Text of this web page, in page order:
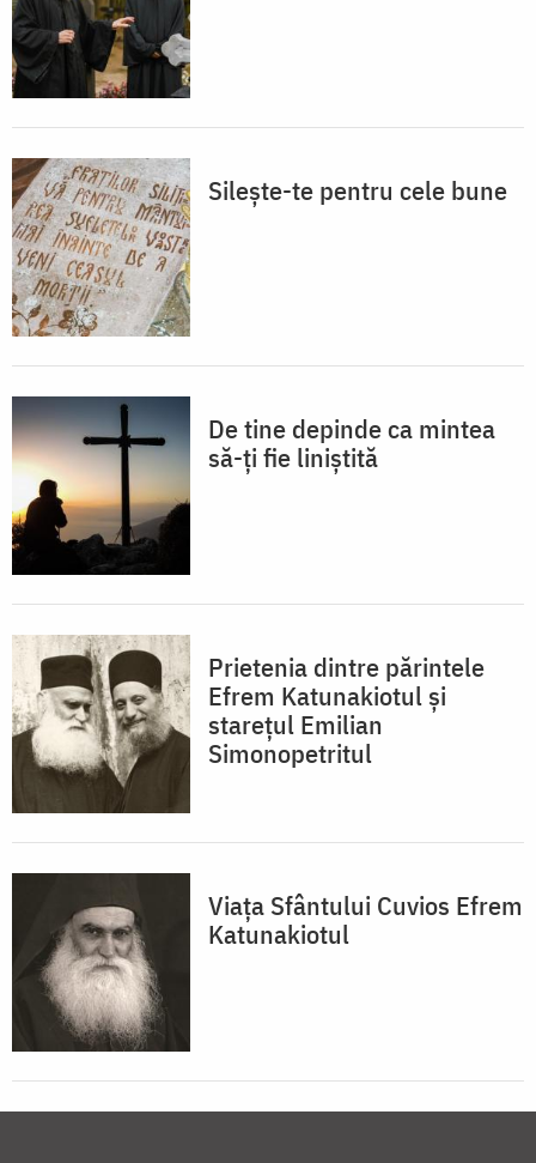
Silește-te pentru cele bune
De tine depinde ca mintea
să-ți fie liniștită
Prietenia dintre părintele
Efrem Katunakiotul şi
stareţul Emilian
Simonopetritul
Viața Sfântului Cuvios Efrem
Katunakiotul